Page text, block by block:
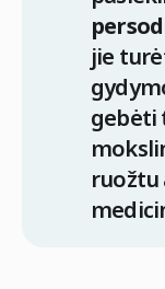
jie
gebėti
ruožtu